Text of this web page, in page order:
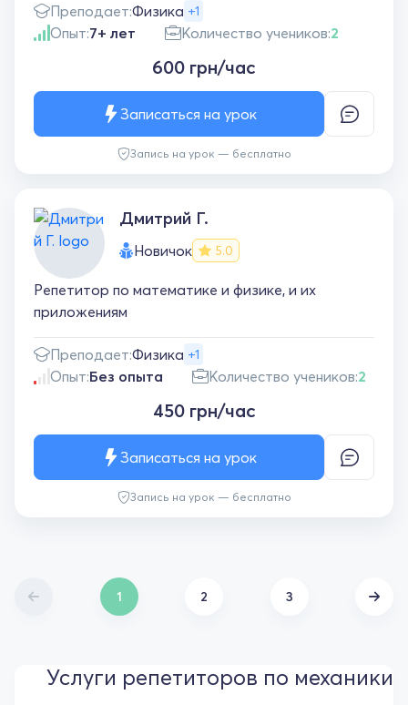
Преподает:Физика +1
Опыт:7+ лет Количество учеников:2
600 грн/час
Запись на урок — бесплатно
Записаться на урок
Дмитрий Г.
Новичок 5.0
Репетитор по математике и физике, и их
приложениям
Преподает:Физика +1
Опыт:Без опыта Количество учеников:2
450 грн/час
Запись на урок — бесплатно
Записаться на урок
1 2 3
Услуги репетиторов по механики